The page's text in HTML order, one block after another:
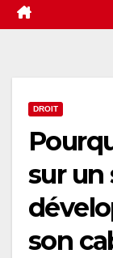
DROIT
sur un
son